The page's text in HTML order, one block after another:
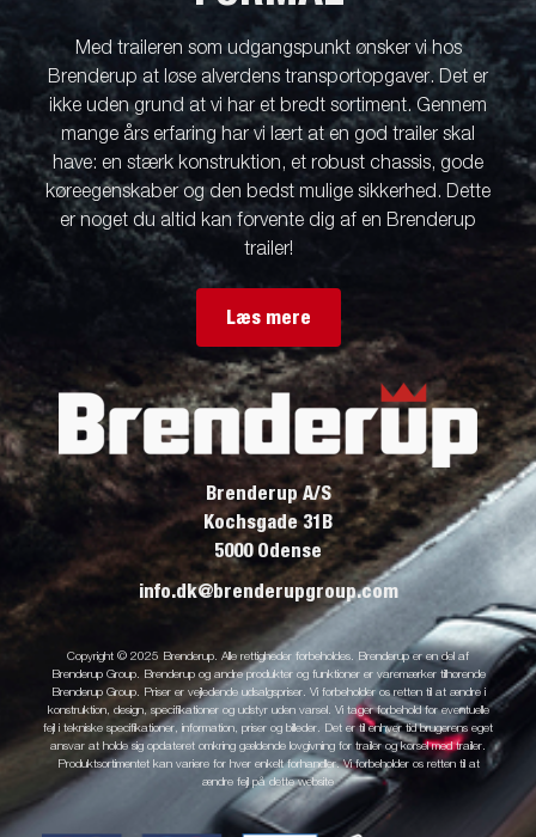
Med traileren som udgangspunkt ønsker vi hos
Brenderup at løse alverdens transportopgaver. Det er
ikke uden grund at vi har et bredt sortiment. Gennem
mange års erfaring har vi lært at en god trailer skal
have: en stærk konstruktion, et robust chassis, gode
køreegenskaber og den bedst mulige sikkerhed. Dette
er noget du altid kan forvente dig af en Brenderup
trailer!
Læs mere
Brenderup A/S
Kochsgade 31B
5000 Odense
info.dk@brenderupgroup.com
Copyright © 2025 Brenderup. Alle rettigheder forbeholdes. Brenderup er en del af
Brenderup Group. Brenderup og andre produkter og funktioner er varemærker tilhørende
Brenderup Group. Priser er vejledende udsalgspriser. Vi forbeholder os retten til at ændre i
konstruktion, design, specifikationer og udstyr uden varsel. Vi tager forbehold for eventuelle
fejl i tekniske specifikationer, information, priser og billeder. Det er til enhver tid brugerens eget
ansvar at holde sig opdateret omkring gældende lovgivning for trailer og kørsel med trailer.
Produktsortimentet kan variere for hver enkelt forhandler. Vi forbeholder os retten til at
ændre fejl på dette website